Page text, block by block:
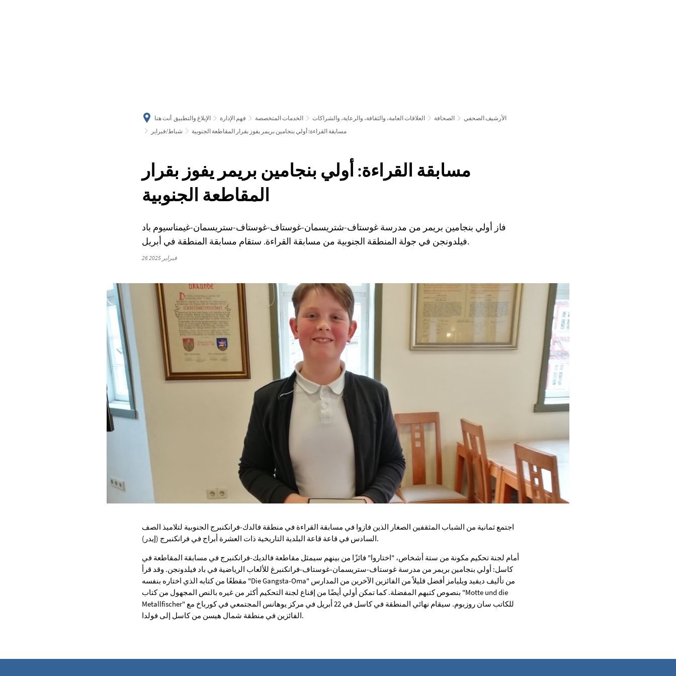
أنت هنا الإبلاغ والتطبيق فهم الإدارة الخدمات المتخصصة العلاقات العامة، والثقافة، والرعاية، والشراكات الصحافة
الأرشيف الصحفي
شباط/فبراير
مسابقة القراءة: أولي بنجامين بريمر يفوز بقرار المقاطعة الجنوبية
مسابقة القراءة: أولي بنجامين بريمر يفوز بقرار
المقاطعة الجنوبية
فاز أولي بنجامين بريمر من مدرسة غوستاف-شتريسمان-غوستاف-غوستاف-ستريسمان-غيمناسيوم باد
فيلدونجن في جولة المنطقة الجنوبية من مسابقة القراءة. ستقام مسابقة المنطقة في أبريل.
26 فبراير 2025
اجتمع ثمانية من الشباب المثقفين الصغار الذين فازوا في مسابقة القراءة في منطقة فالدك-فرانكنبرج الجنوبية لتلاميذ الصف
السادس في قاعة قاعة البلدية التاريخية ذات العشرة أبراج في فرانكنبرج (إيدر).
أمام لجنة تحكيم مكونة من ستة أشخاص، "اختاروا" فائزًا من بينهم سيمثل مقاطعة فالديك-فرانكنبرج في مسابقة المقاطعة في
كاسل: أولي بنجامين بريمر من مدرسة غوستاف-ستريسمان-غوستاف-فرانكنبرغ للألعاب الرياضية في باد فيلدونجن. وقد قرأ
مقطعًا من كتابه الذي اختاره بنفسه "Die Gangsta-Oma" من تأليف ديفيد ويليامز أفضل قليلاً من الفائزين الآخرين من المدارس
بنصوص كتبهم المفضلة. كما تمكن أولي أيضًا من إقناع لجنة التحكيم أكثر من غيره بالنص المجهول من كتاب "Motte und die
Metallfischer" للكاتب سان روزبوم. سيقام نهائي المنطقة في كاسل في 22 أبريل في مركز يوهانس المجتمعي في كورباخ مع
الفائزين في منطقة شمال هيسن من كاسل إلى فولدا.